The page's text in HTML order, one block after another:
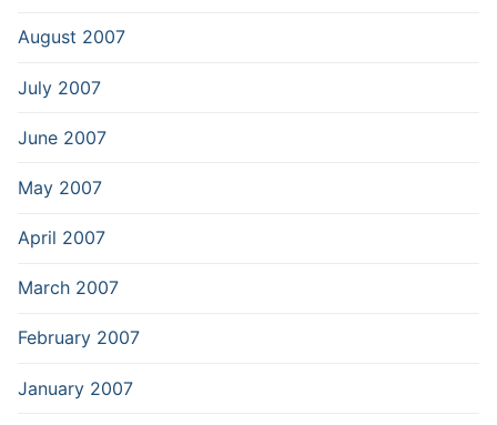
August 2007
July 2007
June 2007
May 2007
April 2007
March 2007
February 2007
January 2007